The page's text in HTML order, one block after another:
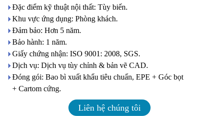
Đặc điểm kỹ thuật nội thất: Tùy biến.
Khu vực ứng dụng: Phòng khách.
Đảm bảo: Hơn 5 năm.
Bảo hành: 1 năm.
Giấy chứng nhận: ISO 9001: 2008, SGS.
Dịch vụ: Dịch vụ tùy chỉnh & bản vẽ CAD.
Đóng gói: Bao bì xuất khẩu tiêu chuẩn, EPE + Góc bọt
+ Cartom cứng.
Liên hệ chúng tôi